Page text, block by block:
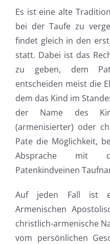
Es ist eine alte
bei der Taufe zu
findet gleich in den
statt. Dabei ist das
zu geben, dem
entscheiden meist die
dem das Kind im
der Name des
(armenisierter) oder
Pate die Möglichkeit,
Absprache mit
Patenkindveinen
Auf jeden Fall ist
Armenischen
christlich-armenische
vom persönlichen